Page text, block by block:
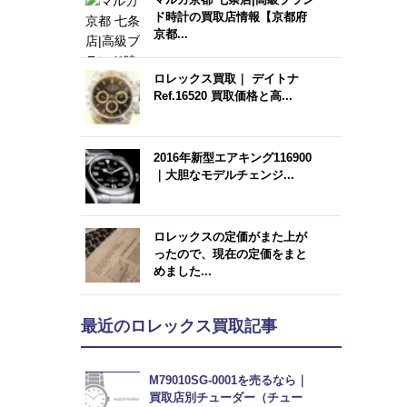
ド時計の買取店情報【京都府
京都...
ロレックス買取｜ デイトナ
Ref.16520 買取価格と高...
2016年新型エアキング116900
｜大胆なモデルチェンジ...
ロレックスの定価がまた上が
ったので、現在の定価をまと
めました...
最近のロレックス買取記事
M79010SG-0001を売るなら｜
買取店別チューダー（チュー